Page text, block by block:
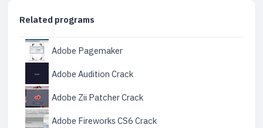
Related programs
Adobe Pagemaker
Adobe Audition Crack
Adobe Zii Patcher Crack
Adobe Fireworks CS6 Crack